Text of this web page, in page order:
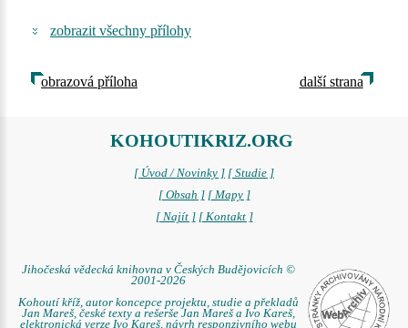
zobrazit všechny přílohy
obrazová příloha další strana
KOHOUTIKRIZ.ORG
[ Úvod / Novinky ] [ Studie ]
[ Obsah ] [ Mapy ]
[ Najít ] [ Kontakt ]
Jihočeská vědecká knihovna v Českých Budějovicích ©
2001-2026
Kohoutí kříž, autor koncepce projektu, studie a překladů
Jan Mareš, české texty a rešerše Jan Mareš a Ivo Kareš,
elektronická verze Ivo Kareš, návrh responzivního webu